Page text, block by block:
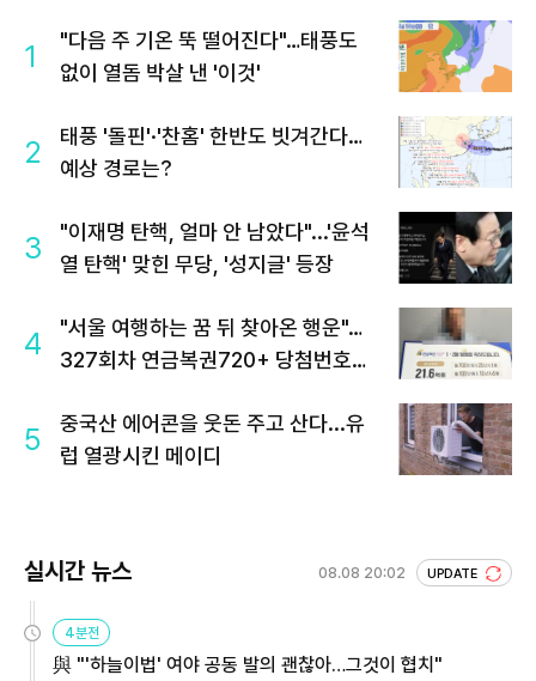
1
"다음 주 기온 뚝 떨어진다"…태풍도
없이 열돔 박살 낸 '이것'
2
태풍 '돌핀'·'찬홈' 한반도 빗겨간다…
예상 경로는?
3
"이재명 탄핵, 얼마 안 남았다"...'윤석
열 탄핵' 맞힌 무당, '성지글' 등장
4
"서울 여행하는 꿈 뒤 찾아온 행운"…
327회차 연금복권720+ 당첨번호조
5
중국산 에어콘을 웃돈 주고 산다...유
럽 열광시킨 메이디
실시간 뉴스 08.08 20:02 UPDATE
4분전
與 "'하늘이법' 여야 공동 발의 괜찮아…그것이 협치"